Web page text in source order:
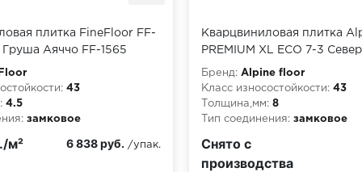
плитка FineFloor FF-
Аяччо FF-1565
43
4.5
замковое
м² 6 838 руб. /упак.
Кварцвиниловая плитка
PREMIUM XL ECO 7-3
История
Бренд: Alpine floor
Класс износостойкости: 43
Толщина,мм: 8
Тип соединения: замковое
Снято с
производства